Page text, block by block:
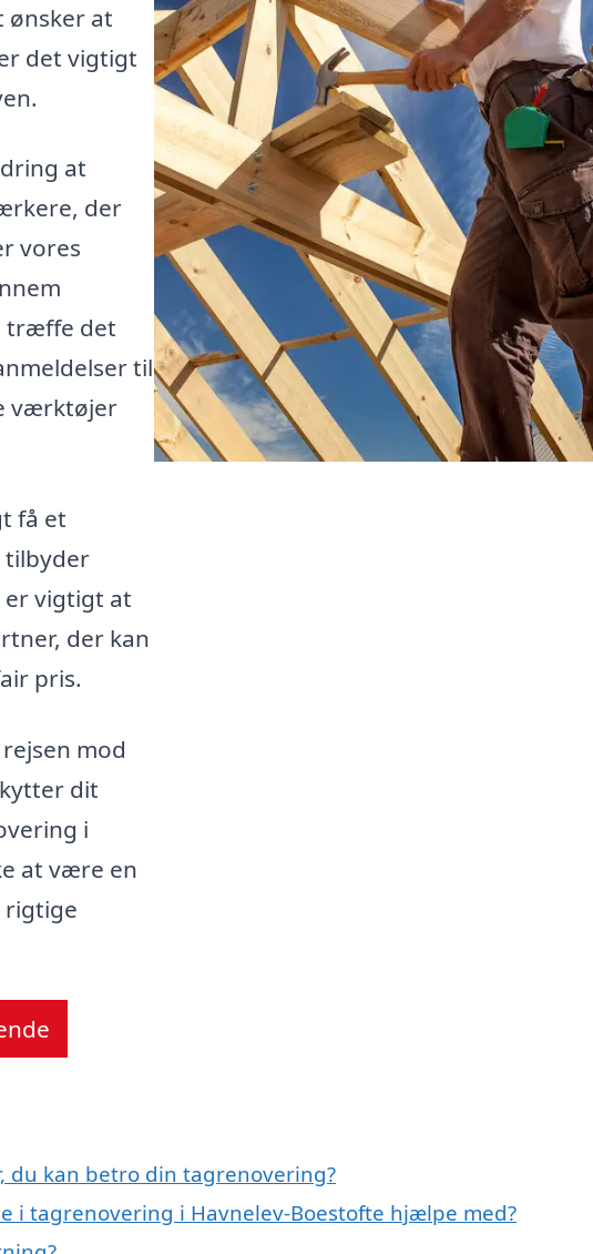
ønsker at
det vigtigt
at
der
vores
træffe det
til
værktøjer
få et
tilbyder
vigtigt at
der kan
pris.
mod
dit
i
at være en
rigtige
kan betro din tagrenovering?
i tagrenovering i Havnelev-Boestofte hjælpe med?